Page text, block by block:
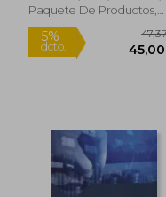
Arbitral. Guía Para el
Español y Europeo
(Monografía)
Paquete De Productos,
Nuevo